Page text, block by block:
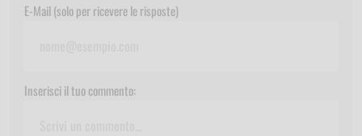
E-Mail (solo per ricevere le risposte)
Inserisci il tuo commento: